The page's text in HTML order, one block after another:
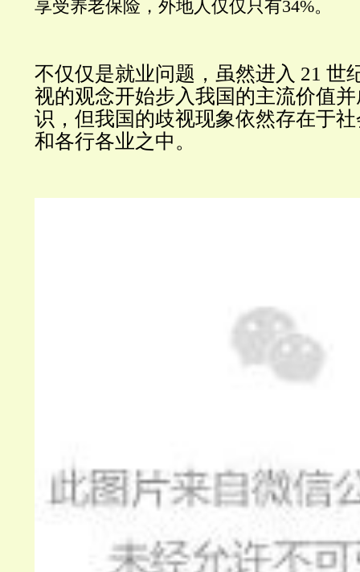
享受养老保险，外地人仅仅只有34%。
不仅仅是就业问题，虽然进入 21 世
视的观念开始步入我国的主流价值
识，但我国的歧视现象依然存在于
和各行各业之中。